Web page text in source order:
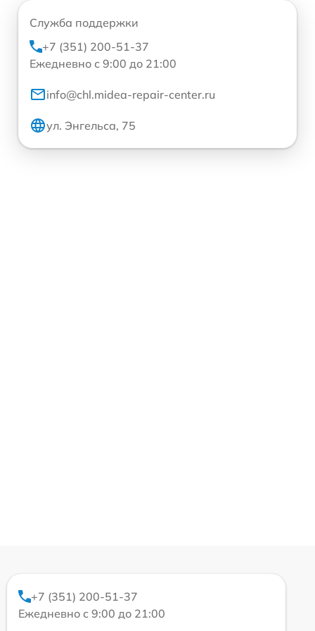
Служба поддержки
+7 (351) 200-51-37
Ежедневно с 9:00 до 21:00
info@chl.midea-repair-center.ru
ул. Энгельса, 75
+7 (351) 200-51-37
Ежедневно с 9:00 до 21:00